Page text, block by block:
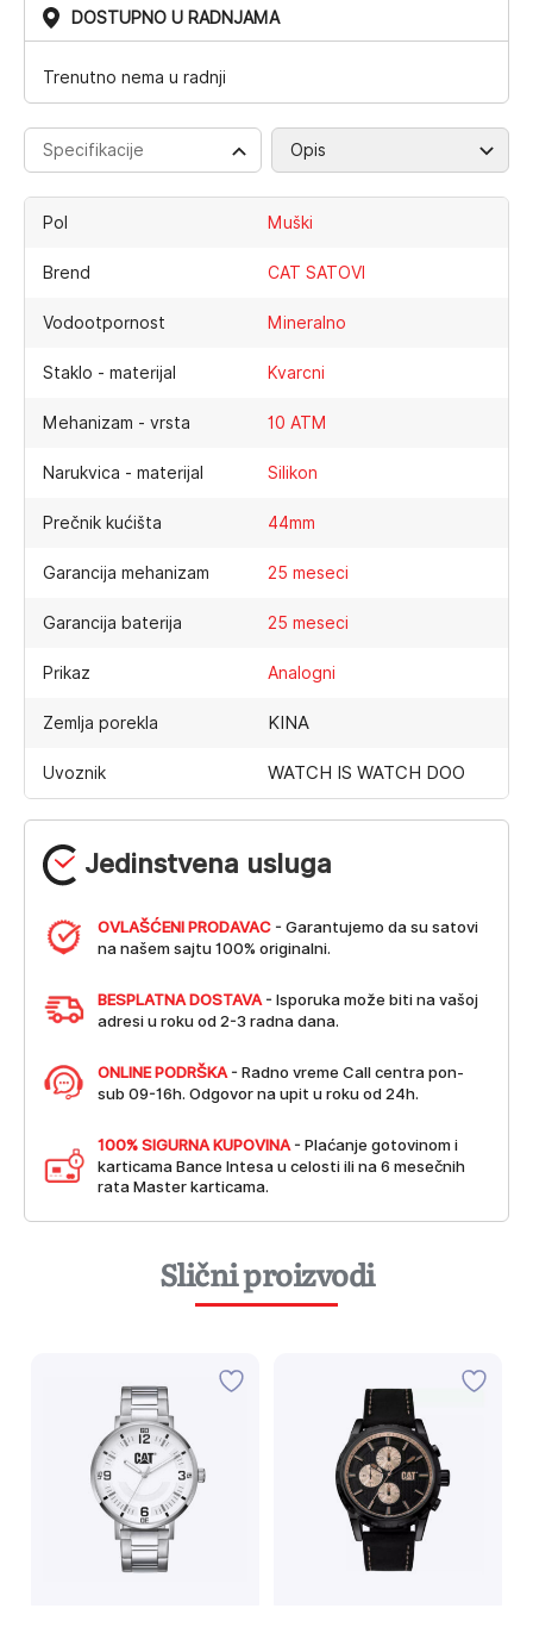
DOSTUPNO U RADNJAMA
Trenutno nema u radnji
Jedinstvena usluga
OVLAŠĆENI PRODAVAC - Garantujemo da su satovi
na našem sajtu 100% originalni.
BESPLATNA DOSTAVA - Isporuka može biti na vašoj
adresi u roku od 2-3 radna dana.
ONLINE PODRŠKA - Radno vreme Call centra pon-
sub 09-16h. Odgovor na upit u roku od 24h.
100% SIGURNA KUPOVINA - Plaćanje gotovinom i
karticama Bance Intesa u celosti ili na 6 mesečnih
rata Master karticama.
Specifikacije Opis
Pol Muški
Brend CAT SATOVI
Vodootpornost Mineralno
Staklo - materijal Kvarcni
Mehanizam - vrsta 10 ATM
Narukvica - materijal Silikon
Prečnik kućišta 44mm
Garancija mehanizam 25 meseci
Garancija baterija 25 meseci
Prikaz Analogni
Zemlja porekla KINA
Uvoznik WATCH IS WATCH DOO
Slični proizvodi